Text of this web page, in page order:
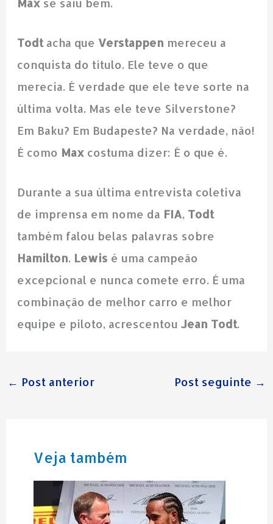
Todtacha que Verstappen mereceu a
conquista do título. Ele teve o que
merecia. É verdade que ele teve sorte na
última volta. Mas ele teve Silverstone?
Em Baku? Em Budapeste? Na verdade, não!
É como Max costuma dizer: É o que é.
Durante a sua última entrevista coletiva
de imprensa em nome da FIA, Todt
também falou belas palavras sobre
Hamilton. Lewis é uma campeão
excepcional e nunca comete erro. É uma
combinação de melhor carro e melhor
equipe e piloto, acrescentouJean Todt.
← Post anterior Post seguinte →
Veja também